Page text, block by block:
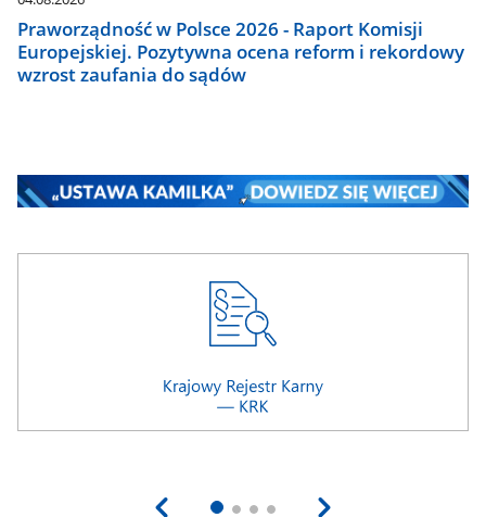
Praworządność w Polsce 2026 - Raport Komisji
Europejskiej. Pozytywna ocena reform i rekordowy
wzrost zaufania do sądów